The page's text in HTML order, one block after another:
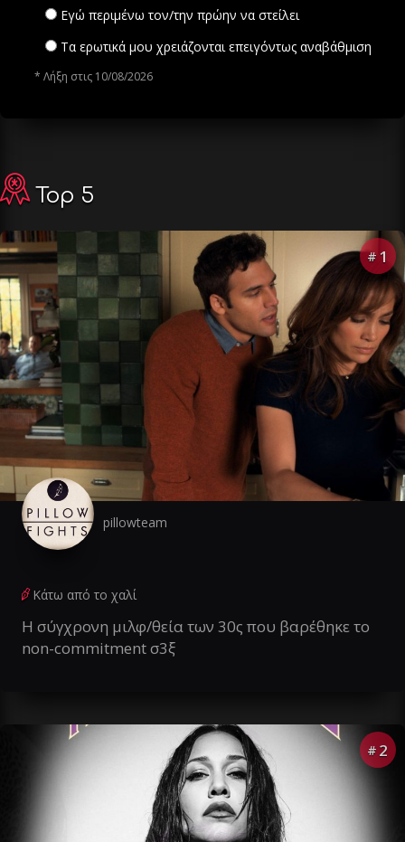
Εγώ περιμένω τον/την πρώην να στείλει
Τα ερωτικά μου χρειάζονται επειγόντως αναβάθμιση
* Λήξη στις 10/08/2026
Top 5
# 1
pillowteam
Κάτω από το χαλί
Η σύγχρονη μιλφ/θεία των 30ς που βαρέθηκε το
non-commitment σ3ξ
# 2